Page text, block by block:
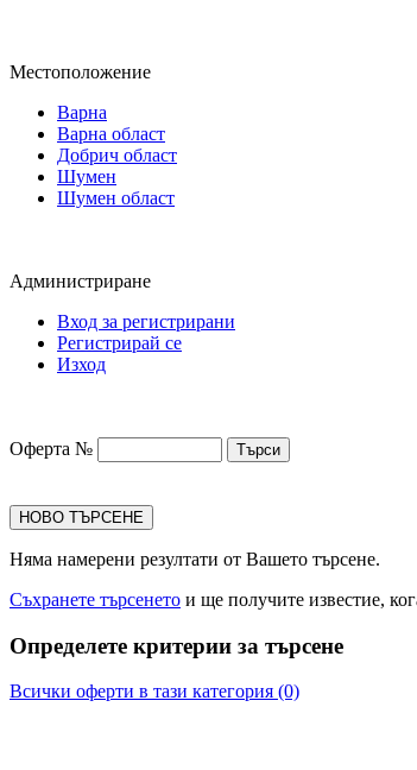
Местоположение
Варна
Варна област
Добрич област
Шумен
Шумен област
Администриране
Вход за регистрирани
Регистрирай се
Изход
Оферта №
НОВО ТЪРСЕНЕ
Няма намерени резултати от Вашето търсене.
Съхранете търсенето и ще получите известие,
Определете критерии за търсене
Всички оферти в тази категория (0)